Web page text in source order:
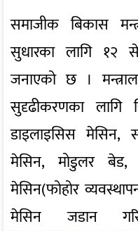
समाजीक बिकास
सुधारका लागि १२
जनाएको छ ।
सुदृढीकरणका लागि
डाइलाइसिस मेसिन,
मेसिन, मोडुलर बेड,
मेसिन(फोहोर
मेसिन जडान